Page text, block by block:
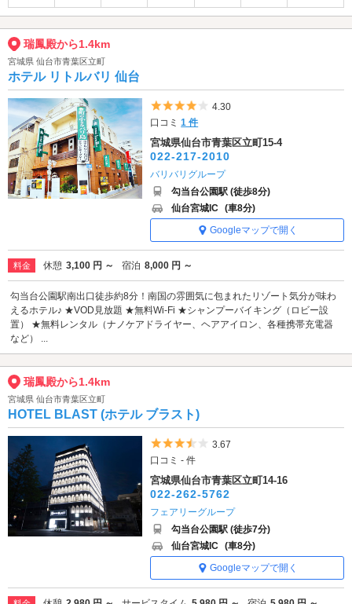
瑞鳳殿から1.4km
宮城県 仙台市青葉区立町
ホテル リトルバリ 仙台
5つ星のうち4
4.30
口コミ1 件
宮城県仙台市青葉区立町15-4
022-217-2010
バリバリグループ
勾当台公園駅 (徒歩8分)
仙台宮城IC (車8分)
Googleマップで開く
料金 休憩 3,100 円 ～ 宿泊 8,000 円 ～
勾当台公園駅南出口徒歩約8分！南国の雰囲気に包まれたリゾート気分が味わ
えるホテル♪ ★VOD見放題 ★無料Wi-Fi ★シャンプーバイキング（ロビー設
置） ★無料レンタル（ナノケアドライヤー、ヘアアイロン、各種携帯充電器
など） ...
瑞鳳殿から1.4km
宮城県 仙台市青葉区立町
HOTEL BLAST (ホテル ブラスト)
5つ星のうち3.5
3.67
口コミ - 件
宮城県仙台市青葉区立町14-16
022-262-5762
フェアリーグループ
勾当台公園駅 (徒歩7分)
仙台宮城IC (車8分)
Googleマップで開く